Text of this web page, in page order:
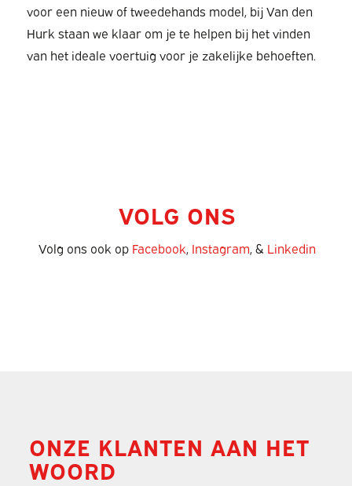
voor een nieuw of tweedehands model, bij Van den
Hurk staan we klaar om je te helpen bij het vinden
van het ideale voertuig voor je zakelijke behoeften.
VOLG ONS
Volg ons ook op Facebook, Instagram, & Linkedin
ONZE KLANTEN AAN HET
WOORD